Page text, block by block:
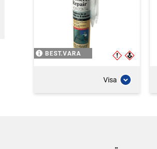
BEST.VARA
Visa